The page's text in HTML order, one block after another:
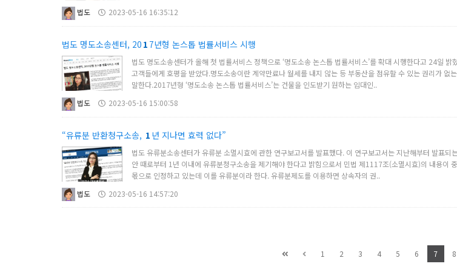
법도
2023-05-16 16:35:12
법도 명도소송센터, 20 1 7년형 논스톱 법률서비스 시행
법도 명도소송센터가 올해 첫 법률서비스 정책으로 ‘명도소송 논스톱 법률서비스’를 확대 시행한다고 24일
고객들에게 호평을 받았다.명도소송이란 계약만료나 월세를 내지 않는 등 부동산을 점유할 수 있는 권리가
말한다.2017년형 ‘명도소송 논스톱 법률서비스’는 건물을 인도받기 원하는 임대인..
법도
2023-05-16 15:00:58
“유류분 반환청구소송, 1 년 지나면 효력 없다”
법도 유류분소송센터가 유류분 소멸시효에 관한 연구보고서를 발표했다. 이 연구보고서는 지난해부터 발표
안 때로부터 1년 이내에 유류분청구소송을 제기해야 한다고 밝힘으로서 민법 제1117조(소멸시효)의 내용이
몫으로 인정하고 있는데 이를 유류분이라 한다. 유류분제도를 이용하면 상속자의 권..
법도
2023-05-16 14:57:20
1 2 3 4 5 6 7 8